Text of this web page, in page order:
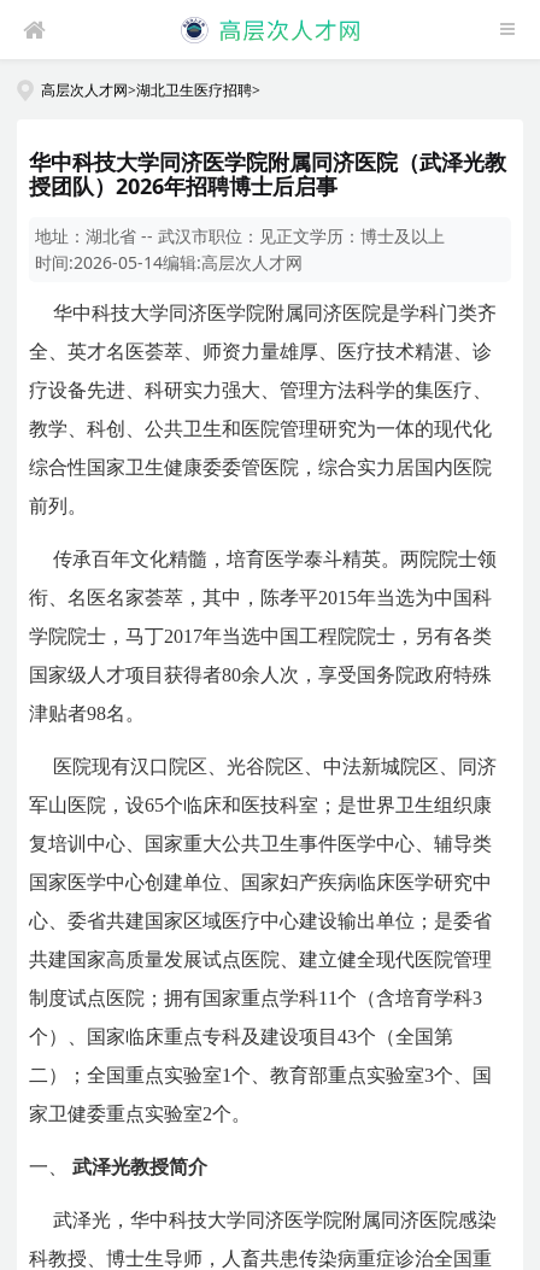
高层次人才网>湖北卫生医疗招聘>
华中科技大学同济医学院附属同济医院（武泽光教
授团队）2026年招聘博士后启事
地址：湖北省 -- 武汉市职位： 见正文学历：博士及以上
时间:2026-05-14编辑:高层次人才网
华中科技大学同济医学院附属同济医院是学科门类齐
全、英才名医荟萃、师资力量雄厚、医疗技术精湛、诊
疗设备先进、科研实力强大、管理方法科学的集医疗、
教学、科创、公共卫生和医院管理研究为一体的现代化
综合性国家卫生健康委委管医院，综合实力居国内医院
前列。
传承百年文化精髓，培育医学泰斗精英。两院院士领
衔、名医名家荟萃，其中，陈孝平2015年当选为中国科
学院院士，马丁2017年当选中国工程院院士，另有各类
国家级人才项目获得者80余人次，享受国务院政府特殊
津贴者98名。
医院现有汉口院区、光谷院区、中法新城院区、同济
军山医院，设65个临床和医技科室；是世界卫生组织康
复培训中心、国家重大公共卫生事件医学中心、辅导类
国家医学中心创建单位、国家妇产疾病临床医学研究中
心、委省共建国家区域医疗中心建设输出单位；是委省
共建国家高质量发展试点医院、建立健全现代医院管理
制度试点医院；拥有国家重点学科11个（含培育学科3
个）、国家临床重点专科及建设项目43个（全国第
二）；全国重点实验室1个、教育部重点实验室3个、国
家卫健委重点实验室2个。
一、武泽光教授简介
武泽光，华中科技大学同济医学院附属同济医院感染
科教授、博士生导师，人畜共患传染病重症诊治全国重